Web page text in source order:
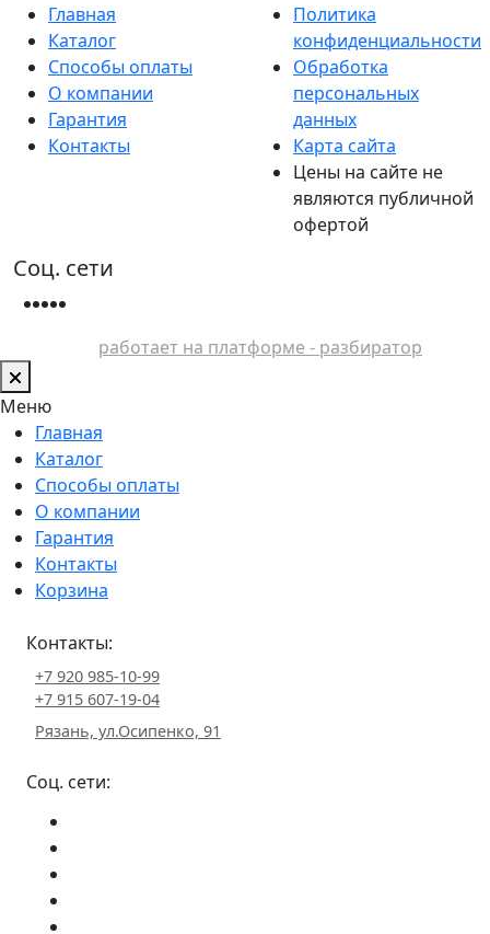
Главная
Каталог
Способы оплаты
О компании
Гарантия
Контакты
Политика
конфиденциальности
Обработка
персональных
данных
Карта сайта
Цены на сайте не
являются публичной
офертой
Соц. сети
работает на платформе - разбиратор
Меню
Главная
Каталог
Способы оплаты
О компании
Гарантия
Контакты
Корзина
Контакты:
+7 920 985-10-99
+7 915 607-19-04
Рязань, ул.Осипенко, 91
Соц. сети: